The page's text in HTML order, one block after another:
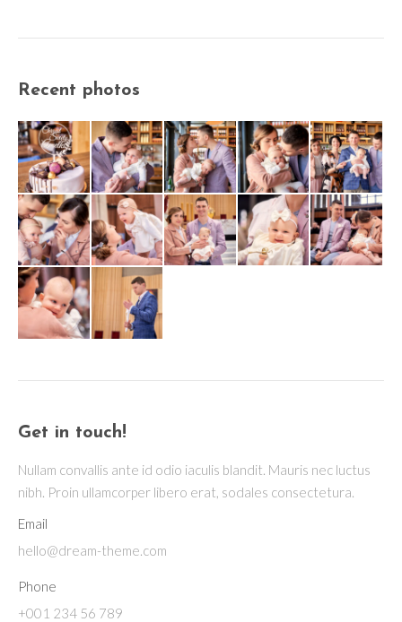
Recent photos
Get in touch!
Nullam convallis ante id odio iaculis blandit. Mauris nec luctus
nibh. Proin ullamcorper libero erat, sodales consectetura.
Email
hello@dream-theme.com
Phone
+001 234 56 789